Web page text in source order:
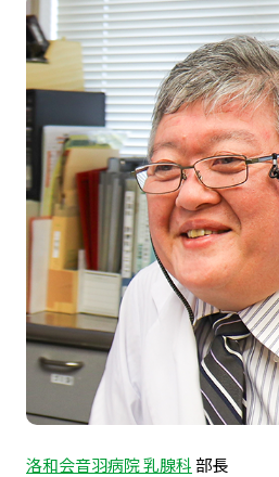
洛和会音羽病院 乳腺科 部長